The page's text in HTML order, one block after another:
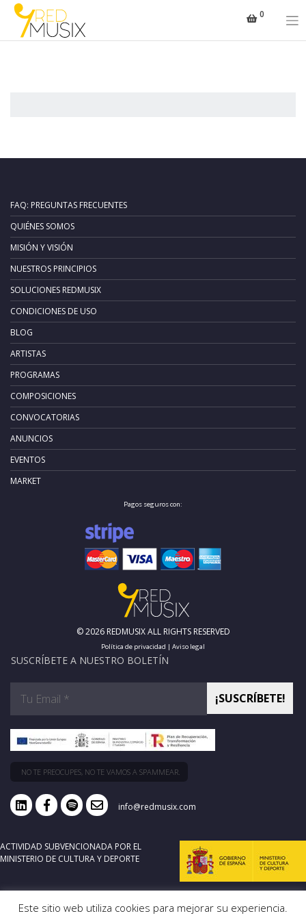
Saltar
contenido
0
FAQ: PREGUNTAS FRECUENTES
QUIÉNES SOMOS
MISIÓN Y VISIÓN
NUESTROS PRINCIPIOS
SOLUCIONES REDMUSIX
CONDICIONES DE USO
BLOG
ARTISTAS
PROGRAMAS
COMPOSICIONES
CONVOCATORIAS
ANUNCIOS
EVENTOS
MARKET
Pagos seguros con:
© 2026 REDMUSIX ALL RIGHTS RESERVED
Política de privacidad | Aviso legal
SUSCRÍBETE A NUESTRO BOLETÍN
NO TE PREOCUPES, NO TE VAMOS A SPAMMEAR.
info@redmusix.com
ACTIVIDAD SUBVENCIONADA POR EL
MINISTERIO DE CULTURA Y DEPORTE
Este sitio web utiliza cookies para mejorar su experiencia.